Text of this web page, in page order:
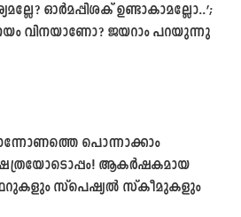
ഓർമപ്പിശക് ഉണ്ടാകാമല്ലോ..’;
വിനയാണോ? ജയറാം പറയുന്നു
പൊന്നാക്കാം
ആകര്‍ഷകമായ
സ്‌പെഷ്യല്‍ സ്‌കീമുകളും